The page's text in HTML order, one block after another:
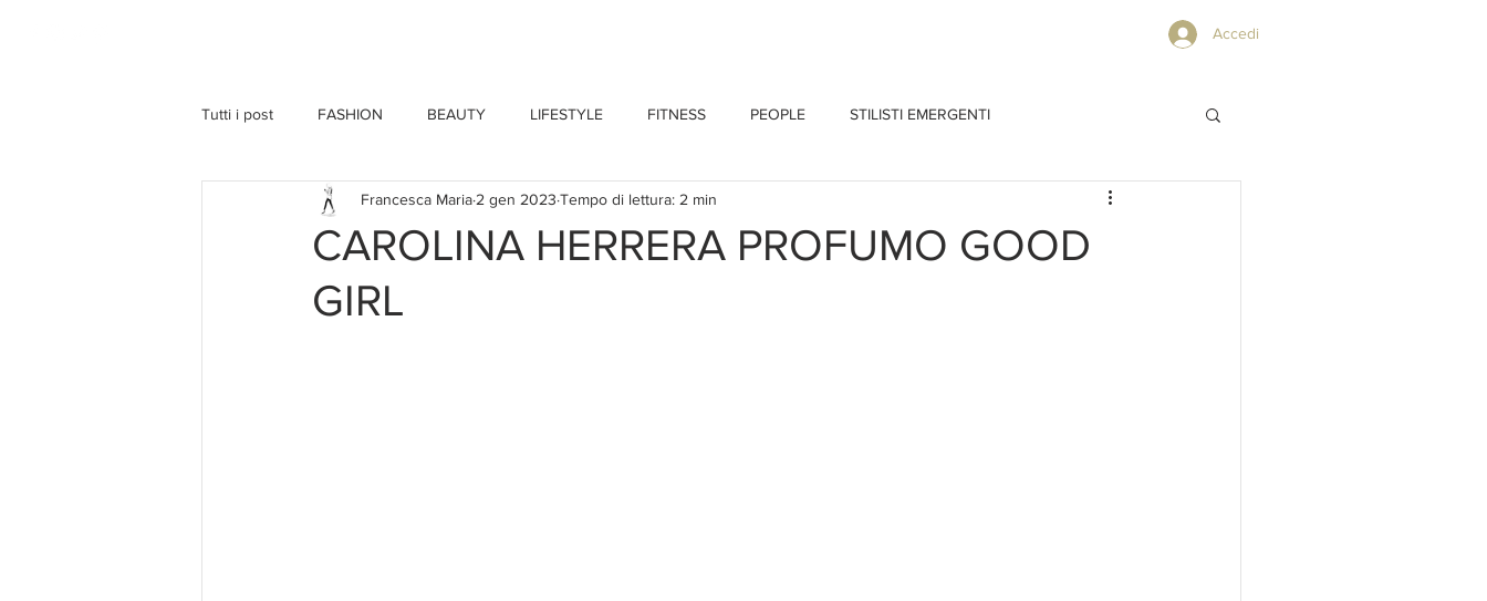
Accedi
Tutti i post FASHION BEAUTY LIFESTYLE FITNESS PEOPLE STILISTI EMERGENTI
CAROLINA HERRERA PROFUMO GOOD
GIRL
Francesca Maria 2 gen 2023 Tempo di lettura: 2 min